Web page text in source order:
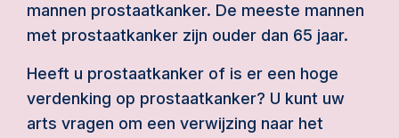
mannen prostaatkanker. De meeste mannen
met prostaatkanker zijn ouder dan 65 jaar.
Heeft u prostaatkanker of is er een hoge
verdenking op prostaatkanker? U kunt uw
arts vragen om een verwijzing naar het